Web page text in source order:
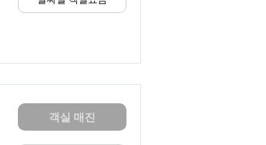
객실 매진